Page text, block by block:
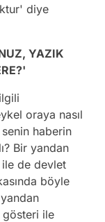
diye
YAZIK
oraya nasıl
haberin
Bir yandan
de devlet
böyle
gösteri ile